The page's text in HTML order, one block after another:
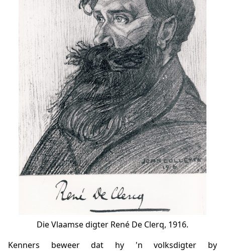
Die Vlaamse digter René De Clerq, 1916.
Kenners beweer dat hy 'n volksdigter by